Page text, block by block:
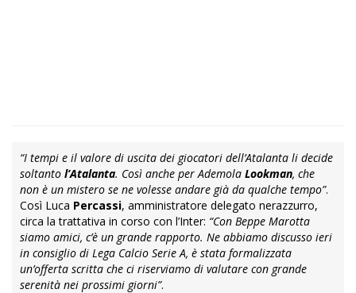
“I tempi e il valore di uscita dei giocatori dell’Atalanta li decide
soltanto l’Atalanta. Così anche per Ademola Lookman, che
non è un mistero se ne volesse andare già da qualche tempo”.
Così Luca Percassi, amministratore delegato nerazzurro,
circa la trattativa in corso con l’Inter: “Con Beppe Marotta
siamo amici, c’è un grande rapporto. Ne abbiamo discusso ieri
in consiglio di Lega Calcio Serie A, è stata formalizzata
un’offerta scritta che ci riserviamo di valutare con grande
serenità nei prossimi giorni”.